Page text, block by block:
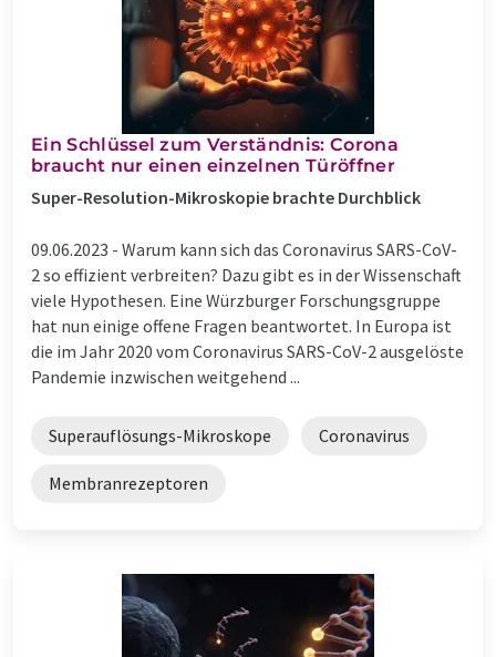
Ein Schlüssel zum Verständnis: Corona
braucht nur einen einzelnen Türöffner
Super-Resolution-Mikroskopie brachte Durchblick
09.06.2023 - Warum kann sich das Coronavirus SARS-CoV-
2 so effizient verbreiten? Dazu gibt es in der Wissenschaft
viele Hypothesen. Eine Würzburger Forschungsgruppe
hat nun einige offene Fragen beantwortet. In Europa ist
die im Jahr 2020 vom Coronavirus SARS-CoV-2 ausgelöste
Pandemie inzwischen weitgehend ...
Superauflösungs-Mikroskope Coronavirus
Membranrezeptoren